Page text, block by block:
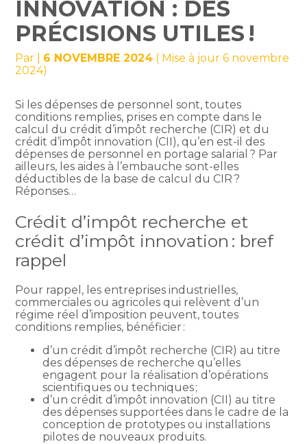
INNOVATION : DES
PRÉCISIONS UTILES !
Par 6 NOVEMBRE 2024 ( Mise à jour 6 novembre
2024)
Si les dépenses de personnel sont, toutes
conditions remplies, prises en compte dans le
calcul du crédit d’impôt recherche (CIR) et du
crédit d’impôt innovation (CII), qu’en est-il des
dépenses de personnel en portage salarial ? Par
ailleurs, les aides à l’embauche sont-elles
déductibles de la base de calcul du CIR ?
Réponses…
Crédit d’impôt recherche et
crédit d’impôt innovation : bref
rappel
Pour rappel, les entreprises industrielles,
commerciales ou agricoles qui relèvent d’un
régime réel d’imposition peuvent, toutes
conditions remplies, bénéficier :
d’un crédit d’impôt recherche (CIR) au titre
des dépenses de recherche qu’elles
engagent pour la réalisation d’opérations
scientifiques ou techniques ;
d’un crédit d’impôt innovation (CII) au titre
des dépenses supportées dans le cadre de la
conception de prototypes ou installations
pilotes de nouveaux produits.